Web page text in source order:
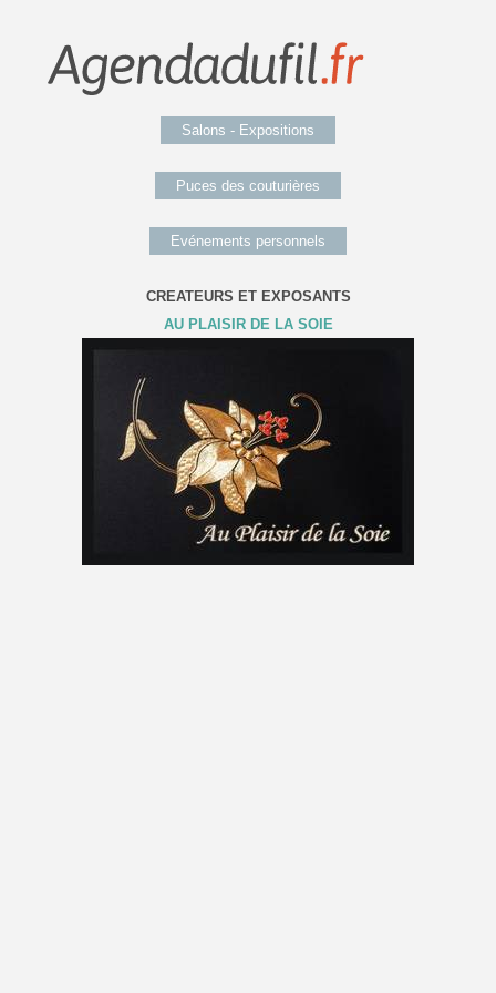
Salons - Expositions
Puces des couturières
Evénements personnels
CREATEURS ET EXPOSANTS
AU PLAISIR DE LA SOIE